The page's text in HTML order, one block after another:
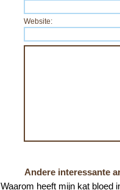
Website:
Andere interessante
Waarom heeft mijn kat bloed